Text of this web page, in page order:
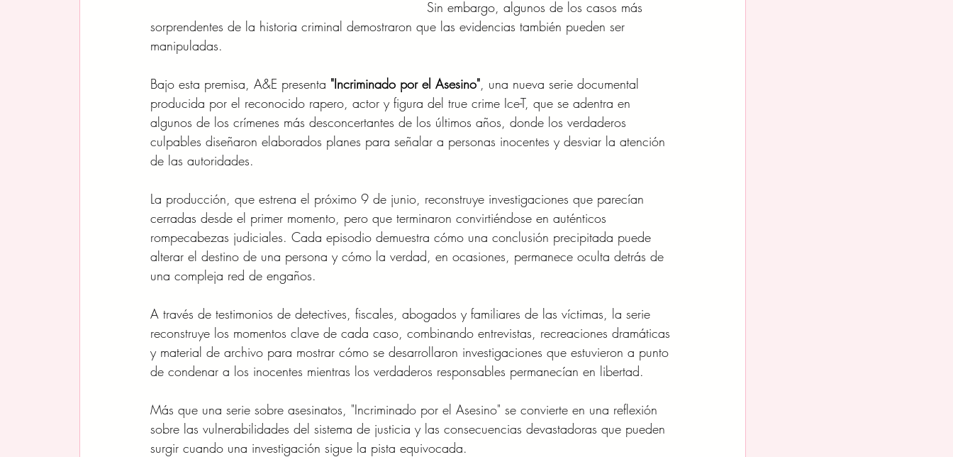
Sin embargo, algunos de los casos más
sorprendentes de la historia criminal demostraron que las evidencias también pueden ser
manipuladas.
Bajo esta premisa, A&E presenta "Incriminado por el Asesino", una nueva serie documental
producida por el reconocido rapero, actor y figura del true crime Ice-T, que se adentra en
algunos de los crímenes más desconcertantes de los últimos años, donde los verdaderos
culpables diseñaron elaborados planes para señalar a personas inocentes y desviar la atención
de las autoridades.
La producción, que estrena el próximo 9 de junio, reconstruye investigaciones que parecían
cerradas desde el primer momento, pero que terminaron convirtiéndose en auténticos
rompecabezas judiciales. Cada episodio demuestra cómo una conclusión precipitada puede
alterar el destino de una persona y cómo la verdad, en ocasiones, permanece oculta detrás de
una compleja red de engaños.
A través de testimonios de detectives, fiscales, abogados y familiares de las víctimas, la serie
reconstruye los momentos clave de cada caso, combinando entrevistas, recreaciones dramáticas
y material de archivo para mostrar cómo se desarrollaron investigaciones que estuvieron a punto
de condenar a los inocentes mientras los verdaderos responsables permanecían en libertad.
Más que una serie sobre asesinatos, "Incriminado por el Asesino" se convierte en una reflexión
sobre las vulnerabilidades del sistema de justicia y las consecuencias devastadoras que pueden
surgir cuando una investigación sigue la pista equivocada.